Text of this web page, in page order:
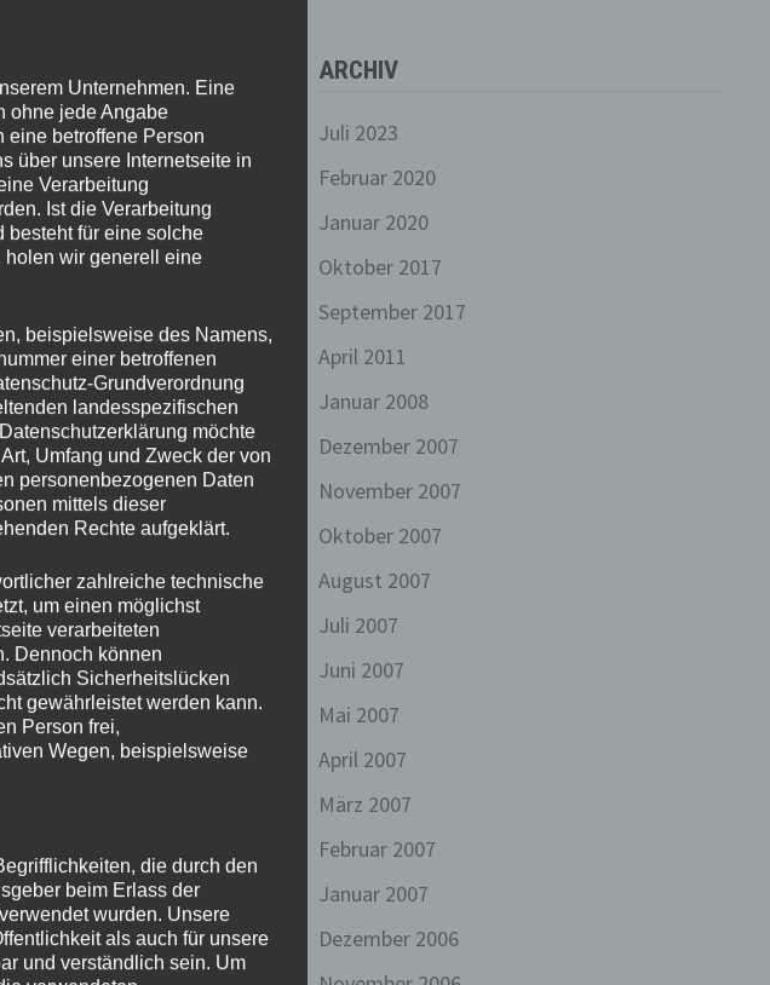
geqyped?
2006
ab. So- gehe jetzt
ARCHIV
Juli 2023
Februar 2020
Januar 2020
Oktober 2017
September 2017
April 2011
Januar 2008
Dezember 2007
November 2007
Oktober 2007
August 2007
Juli 2007
Juni 2007
Mai 2007
April 2007
März 2007
Februar 2007
Januar 2007
Dezember 2006
Unternehmen. Eine
ohne jede Angabe
eine betroffene Person
über unsere Internetseite in
Verarbeitung
Ist die Verarbeitung
besteht für eine solche
holen wir generell eine
beispielsweise des Namens,
einer betroffenen
Grundverordnung
landesspezifischen
möchte
Umfang und Zweck der von
personenbezogenen Daten
mittels dieser
Rechte aufgeklärt.
zahlreiche technische
um einen möglichst
verarbeiteten
Dennoch können
Sicherheitslücken
gewährleistet werden kann.
Person frei,
Wegen, beispielsweise
die durch den
beim Erlass der
wurden. Unsere
als auch für unsere
und verständlich sein. Um